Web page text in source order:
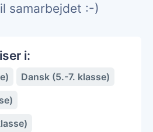
samarbejdet :-)
i:
Dansk (5.-7. klasse)